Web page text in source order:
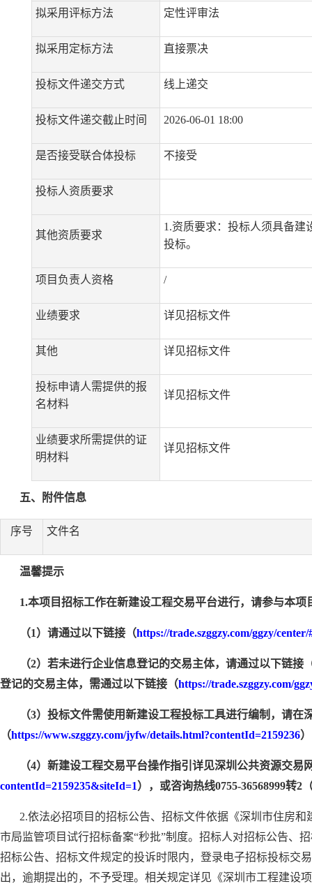
拟采用评标方法 定性评审法
拟采用定标方法 直接票决
投标文件递交方式 线上递交
投标文件递交截止时间 2026-06-01 18:00
是否接受联合体投标 不接受
投标人资质要求
其他资质要求
1.资质要求：投标人须具备建
投标。
项目负责人资格 /
业绩要求 详见招标文件
其他 详见招标文件
投标申请人需提供的报
名材料
详见招标文件
业绩要求所需提供的证
明材料
详见招标文件
五、附件信息
序号 文件名
温馨提示
1.本项目招标工作在新建设工程交易平台进行，请参与本
（1）请通过以下链接（https://trade.szggzy.com/ggzy/center/
（2）若未进行企业信息登记的交易主体，请通过以下链接
登记的交易主体，需通过以下链接（https://trade.szggzy.com/
（3）投标文件需使用新建设工程投标工具进行编制，请
（https://www.szggzy.com/jyfw/details.html?contentId=2159236）
（4）新建设工程交易平台操作指引详见深圳公共资源交易
contentId=2159235&siteId=1），或咨询热线0755-36568999转2
2.依法必招项目的招标公告、招标文件依据《深圳市住房
市局监管项目试行招标备案“秒批”制度。招标人对招标公告、
招标公告、招标文件规定的投诉时限内，登录电子招标投标交
出，逾期提出的，不予受理。相关规定详见《深圳市工程建设